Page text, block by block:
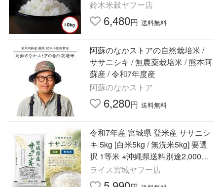
鈴木米穀ヤフー店
6,480円 送料無料
阿蘇のなかストアの自然栽培米 /
ササニシキ / 無農薬栽培米 / 熊本阿
蘇産 / 令和7年度産
阿蘇のなかストア
6,280円 送料無料
令和7年産 宮城県 登米産 ササニシ
キ 5kg [白米5kg / 無洗米5kg] 要選
択 1等米 ※沖縄県送料別途2,000円
爆買
ライス宮城ヤフー店